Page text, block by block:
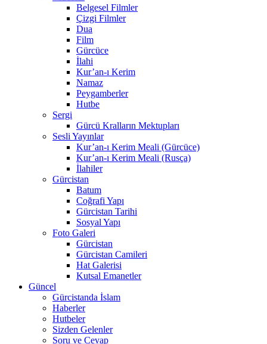
Belgesel Filmler
Çizgi Filmler
Dua
Film
Gürcüce
İlahi
Kur’an-ı Kerim
Namaz
Peygamberler
Hutbe
Sergi
Gürcü Kralların Mektupları
Sesli Yayınlar
Kur’an-ı Kerim Meali (Gürcüce)
Kur’an-ı Kerim Meali (Rusça)
İlahiler
Gürcistan
Batum
Coğrafi Yapı
Gürcistan Tarihi
Sosyal Yapı
Foto Galeri
Gürcistan
Gürcistan Camileri
Hat Galerisi
Kutsal Emanetler
Güncel
Gürcistanda İslam
Haberler
Hutbeler
Sizden Gelenler
Soru ve Cevap